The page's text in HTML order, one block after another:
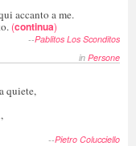
accanto a me.
(continua)
--Pablitos Los Sconditos
in Persone
quiete,
--Pietro Colucciello